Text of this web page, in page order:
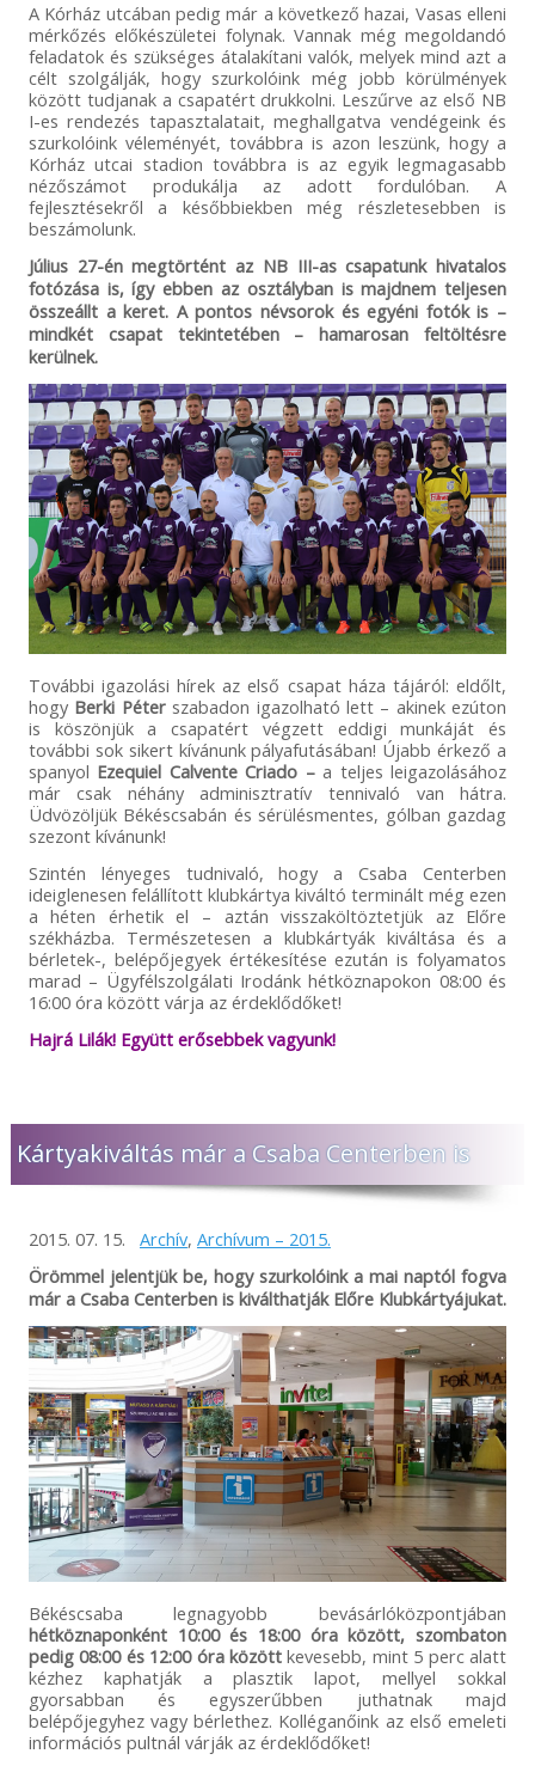
A Kórház utcában pedig már a következő hazai, Vasas elleni
mérkőzés előkészületei folynak. Vannak még megoldandó
feladatok és szükséges átalakítani valók, melyek mind azt a
célt szolgálják, hogy szurkolóink még jobb körülmények
között tudjanak a csapatért drukkolni. Leszűrve az első NB
I-es rendezés tapasztalatait, meghallgatva vendégeink és
szurkolóink véleményét, továbbra is azon leszünk, hogy a
Kórház utcai stadion továbbra is az egyik legmagasabb
nézőszámot produkálja az adott fordulóban. A
fejlesztésekről a későbbiekben még részletesebben is
beszámolunk.
Július 27-én megtörtént az NB III-as csapatunk hivatalos
fotózása is, így ebben az osztályban is majdnem teljesen
összeállt a keret. A pontos névsorok és egyéni fotók is –
mindkét csapat tekintetében – hamarosan feltöltésre
kerülnek.
További igazolási hírek az első csapat háza tájáról: eldőlt,
hogy Berki Péterszabadon igazolható lett – akinek ezúton
is köszönjük a csapatért végzett eddigi munkáját és
további sok sikert kívánunk pályafutásában! Újabb érkező a
spanyol Ezequiel Calvente Criado –a teljes leigazolásához
már csak néhány adminisztratív tennivaló van hátra.
Üdvözöljük Békéscsabán és sérülésmentes, gólban gazdag
szezont kívánunk!
Szintén lényeges tudnivaló, hogy a Csaba Centerben
ideiglenesen felállított klubkártya kiváltó terminált még ezen
a héten érhetik el – aztán visszaköltöztetjük az Előre
székházba. Természetesen a klubkártyák kiváltása és a
bérletek-, belépőjegyek értékesítése ezután is folyamatos
marad – Ügyfélszolgálati Irodánk hétköznapokon 08:00 és
16:00 óra között várja az érdeklődőket!
Hajrá Lilák! Együtt erősebbek vagyunk!
Kártyakiváltás már a Csaba Centerben is
2015. 07. 15. Archív, Archívum – 2015.
Örömmel jelentjük be, hogy szurkolóink a mai naptól fogva
már a Csaba Centerben is kiválthatják Előre Klubkártyájukat.
Békéscsaba legnagyobb bevásárlóközpontjában
hétköznaponként 10:00 és 18:00 óra között, szombaton
pedig 08:00 és 12:00 óra között kevesebb, mint 5 perc alatt
kézhez kaphatják a plasztik lapot, mellyel sokkal
gyorsabban és egyszerűbben juthatnak majd
belépőjegyhez vagy bérlethez. Kolléganőink az első emeleti
információs pultnál várják az érdeklődőket!